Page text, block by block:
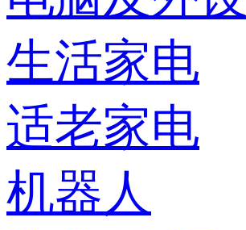
生活家电
适老家电
机器人